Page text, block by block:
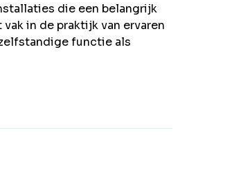
die een belangrijk
in de praktijk van ervaren
functie als